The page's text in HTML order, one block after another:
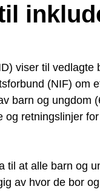
viser til vedlagte
(NIF) om
barn og ungdom
retningslinjer
til at alle barn og
av hvor de bor